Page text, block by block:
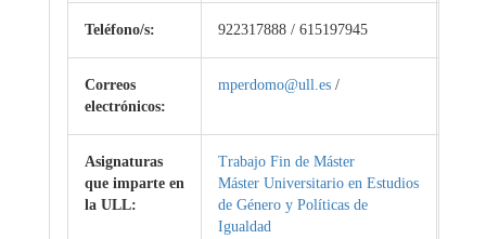
Teléfono/s: 922317888 / 615197945
Correos
electrónicos:
mperdomo@ull.es /
Asignaturas
que imparte en
la ULL:
Trabajo Fin de Máster
Máster Universitario en Estudios
de Género y Políticas de
Igualdad